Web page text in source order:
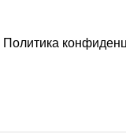
Политика